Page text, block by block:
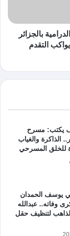
بالجزائر
التقدم
يكتب: مسرح
الذاكرة والغياب
للخلق المسرحي
يوسف الحمدان
وفاته.. عبدالله
لتنظيف حقل